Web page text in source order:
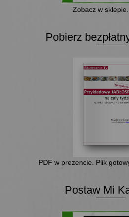
Zobacz w
Pobierz
PDF w prezencie. Plik
Postaw Mi